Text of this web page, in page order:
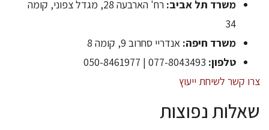
משרד תל אביב:
רח' הארבעה 28, מגדל צפוני, קומה
34
משרד חיפה: אנדריי סחרוב 9, קומה 8
טלפון:
צרו קשר לשיחת ייעוץ
שאלות נפוצות